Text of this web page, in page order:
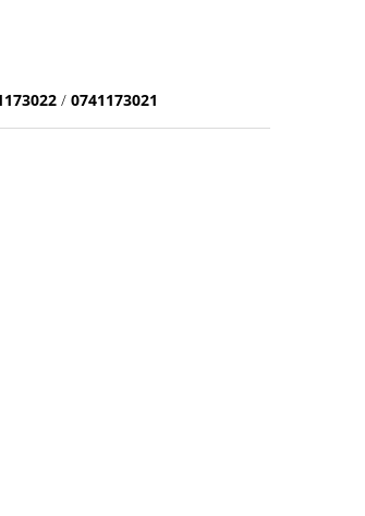
/ 0741173021